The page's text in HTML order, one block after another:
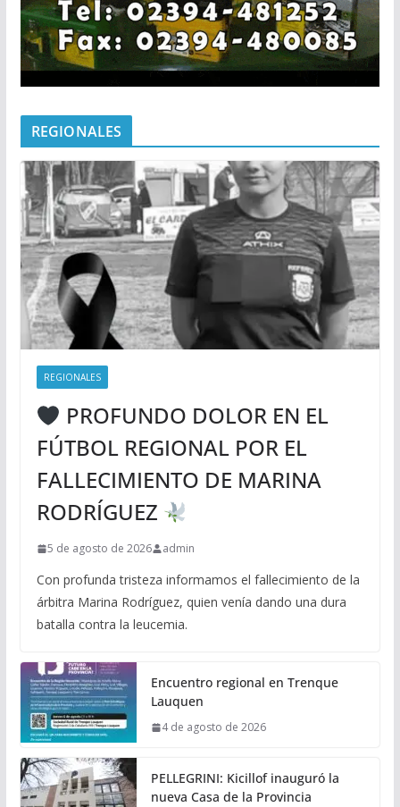
REGIONALES
REGIONALES
PROFUNDO DOLOR EN EL
FÚTBOL REGIONAL POR EL
FALLECIMIENTO DE MARINA
RODRÍGUEZ
5 de agosto de 2026 admin
Con profunda tristeza informamos el fallecimiento de la
árbitra Marina Rodríguez, quien venía dando una dura
batalla contra la leucemia.
Encuentro regional en Trenque
Lauquen
4 de agosto de 2026
PELLEGRINI: Kicillof inauguró la
nueva Casa de la Provincia